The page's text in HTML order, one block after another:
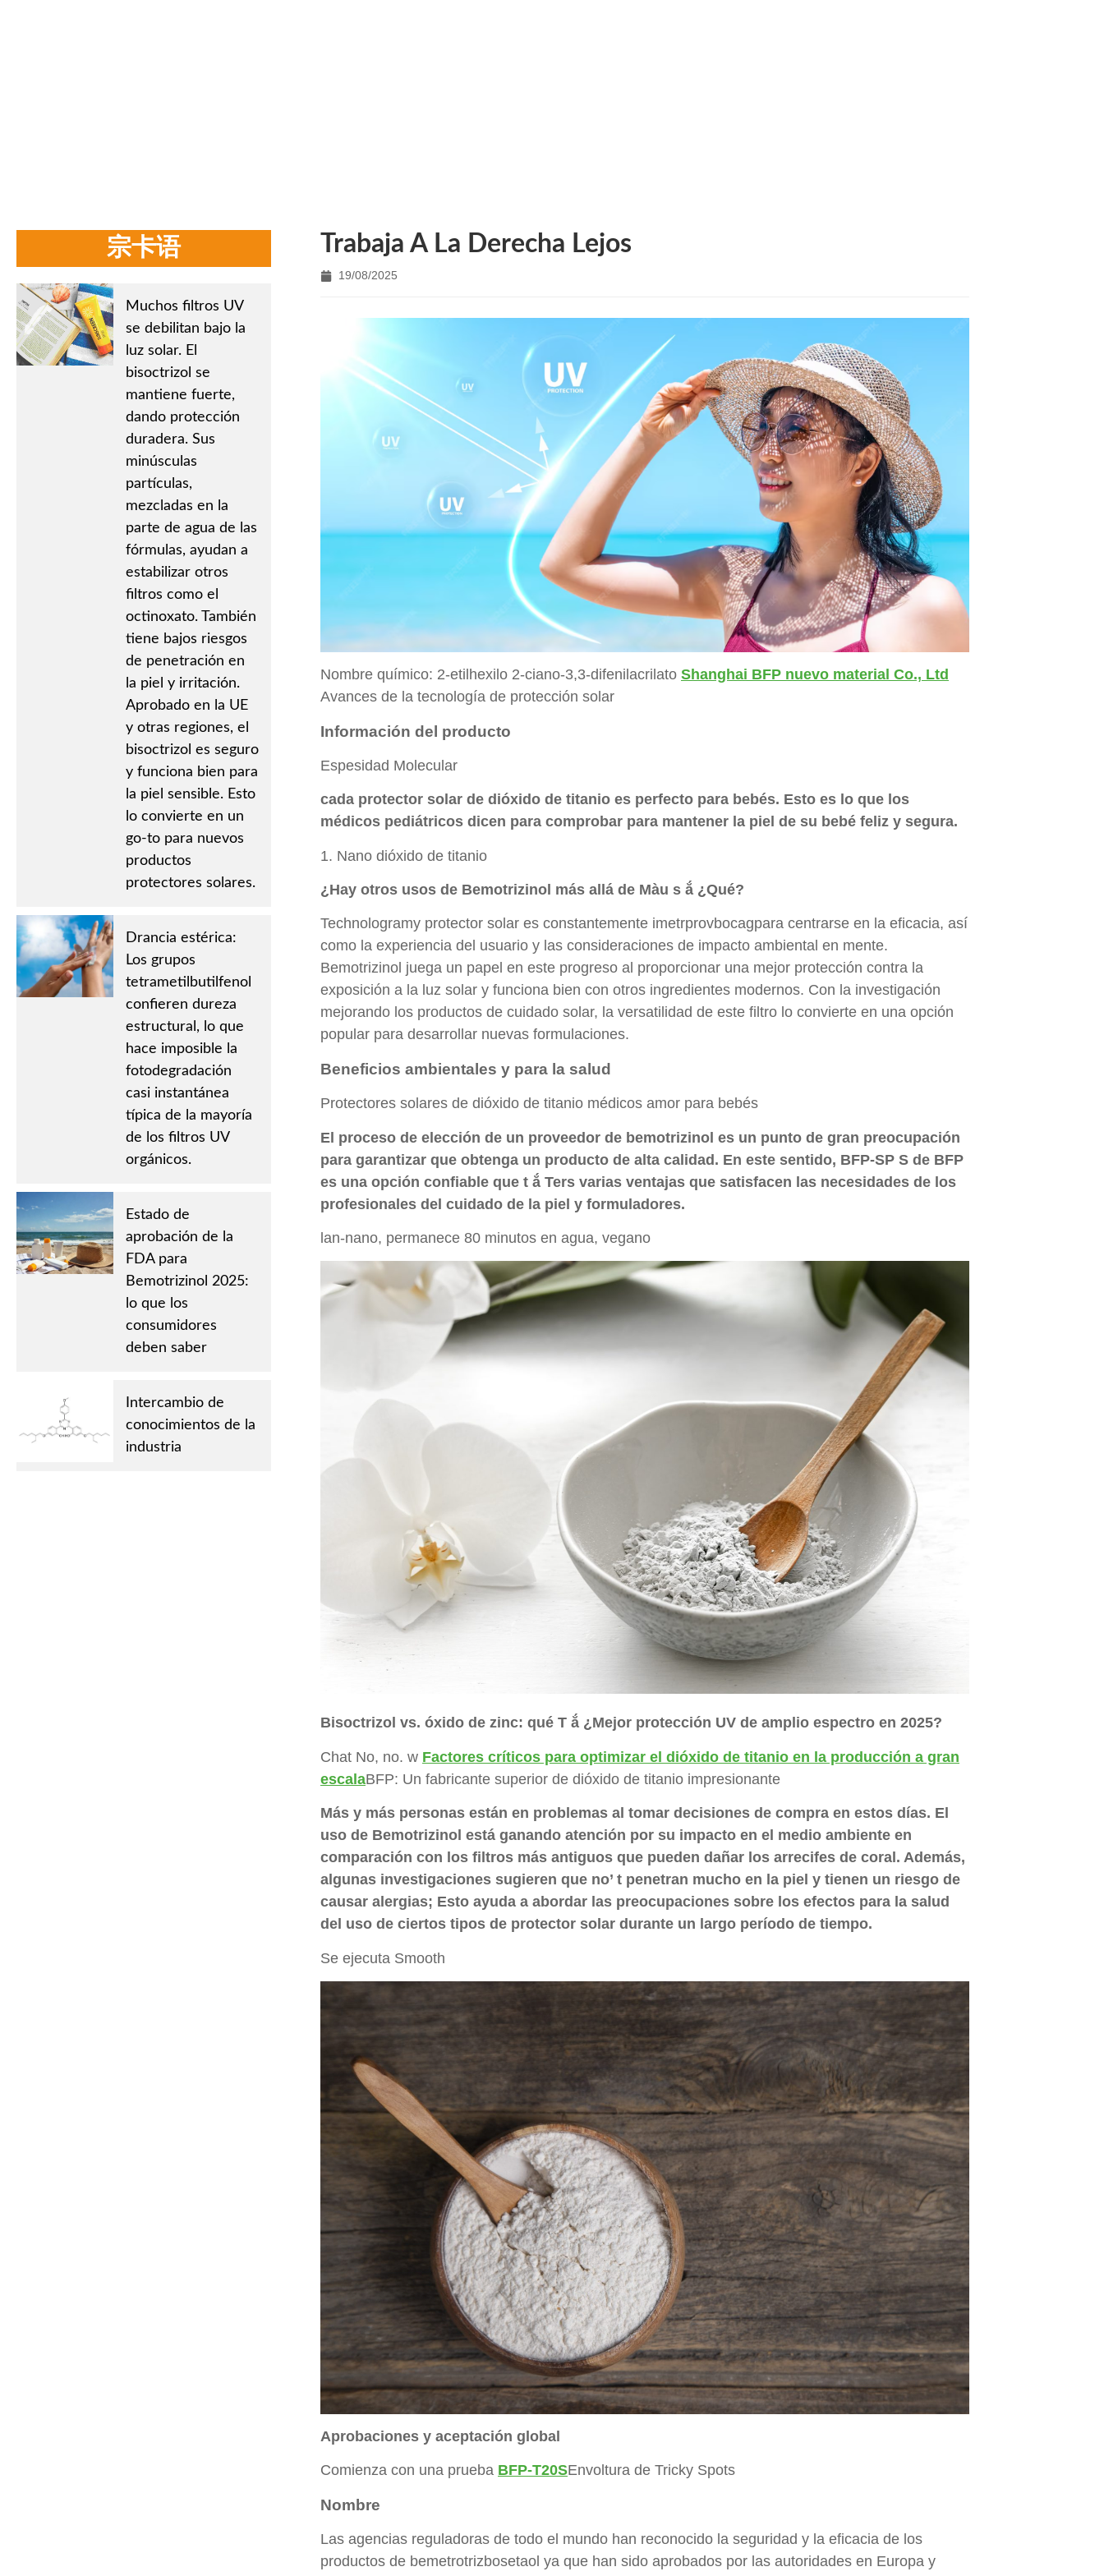
宗卡语
Muchos filtros UV
se debilitan bajo la
luz solar. El
bisoctrizol se
mantiene fuerte,
dando protección
duradera. Sus
minúsculas
partículas,
mezcladas en la
parte de agua de las
fórmulas, ayudan a
estabilizar otros
filtros como el
octinoxato. También
tiene bajos riesgos
de penetración en
la piel y irritación.
Aprobado en la UE
y otras regiones, el
bisoctrizol es seguro
y funciona bien para
la piel sensible. Esto
lo convierte en un
go-to para nuevos
productos
protectores solares.
Drancia estérica:
Los grupos
tetrametilbutilfenol
confieren dureza
estructural, lo que
hace imposible la
fotodegradación
casi instantánea
típica de la mayoría
de los filtros UV
orgánicos.
Estado de
aprobación de la
FDA para
Bemotrizinol 2025:
lo que los
consumidores
deben saber
Intercambio de
conocimientos de la
industria
Trabaja A La Derecha Lejos
19/08/2025
Nombre químico: 2-etilhexilo 2-ciano-3,3-difenilacrilato Shanghai BFP nuevo material Co., Ltd
Avances de la tecnología de protección solar
Información del producto
Espesidad Molecular
cada protector solar de dióxido de titanio es perfecto para bebés. Esto es lo que los
médicos pediátricos dicen para comprobar para mantener la piel de su bebé feliz y segura.
1. Nano dióxido de titanio
¿Hay otros usos de Bemotrizinol más allá de Màu s ắ ¿Qué?
Technologramy protector solar es constantemente imetrprovbocagpara centrarse en la eficacia, así
como la experiencia del usuario y las consideraciones de impacto ambiental en mente.
Bemotrizinol juega un papel en este progreso al proporcionar una mejor protección contra la
exposición a la luz solar y funciona bien con otros ingredientes modernos. Con la investigación
mejorando los productos de cuidado solar, la versatilidad de este filtro lo convierte en una opción
popular para desarrollar nuevas formulaciones.
Beneficios ambientales y para la salud
Protectores solares de dióxido de titanio médicos amor para bebés
El proceso de elección de un proveedor de bemotrizinol es un punto de gran preocupación
para garantizar que obtenga un producto de alta calidad. En este sentido, BFP-SP S de BFP
es una opción confiable que t ắ Ters varias ventajas que satisfacen las necesidades de los
profesionales del cuidado de la piel y formuladores.
lan-nano, permanece 80 minutos en agua, vegano
Bisoctrizol vs. óxido de zinc: qué T ắ ¿Mejor protección UV de amplio espectro en 2025?
Chat No, no. w Factores críticos para optimizar el dióxido de titanio en la producción a gran
escalaBFP: Un fabricante superior de dióxido de titanio impresionante
Más y más personas están en problemas al tomar decisiones de compra en estos días. El
uso de Bemotrizinol está ganando atención por su impacto en el medio ambiente en
comparación con los filtros más antiguos que pueden dañar los arrecifes de coral. Además,
algunas investigaciones sugieren que no’ t penetran mucho en la piel y tienen un riesgo de
causar alergias; Esto ayuda a abordar las preocupaciones sobre los efectos para la salud
del uso de ciertos tipos de protector solar durante un largo período de tiempo.
Se ejecuta Smooth
Aprobaciones y aceptación global
Comienza con una prueba BFP-T20SEnvoltura de Tricky Spots
Nombre
Las agencias reguladoras de todo el mundo han reconocido la seguridad y la eficacia de los
productos de bemetrotrizbosetaol ya que han sido aprobados por las autoridades en Europa y